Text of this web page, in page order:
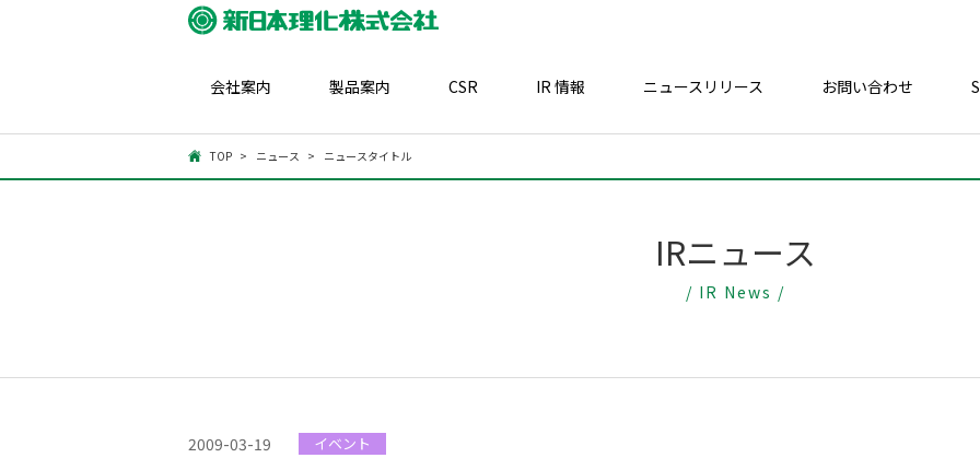
会社案内 製品案内 CSR IR 情報 ニュースリリース お問い合わせ
TOP ニュース ニュースタイトル
IRニュース
/ IR News /
2009-03-19 イベント